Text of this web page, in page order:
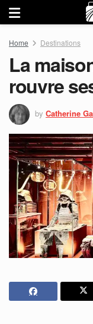
Home Destinations
La
rouvre
by Catherine